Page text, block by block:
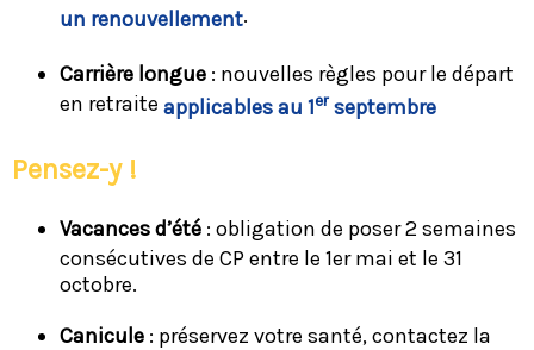
un renouvellement.
Carrière longue : nouvelles règles pour le départ
en retraite applicables au 1er septembre
Pensez-y !
Vacances d’été : obligation de poser 2 semaines
consécutives de CP entre le 1er mai et le 31
octobre.
Canicule : préservez votre santé, contactez la